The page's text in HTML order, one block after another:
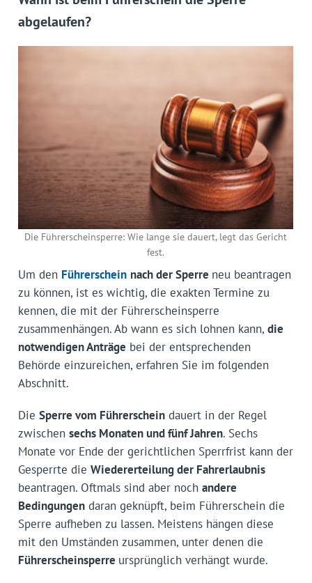
abgelaufen?
Die Führerscheinsperre: Wie lange sie dauert, legt das Gericht
fest.
Um den Führerschein nach der Sperre neu beantragen
zu können, ist es wichtig, die exakten Termine zu
kennen, die mit der Führerscheinsperre
zusammenhängen. Ab wann es sich lohnen kann, die
notwendigen Anträge bei der entsprechenden
Behörde einzureichen, erfahren Sie im folgenden
Abschnitt.
Die Sperre vom Führerscheindauert in der Regel
zwischen sechs Monaten und fünf Jahren. Sechs
Monate vor Ende der gerichtlichen Sperrfrist kann der
Gesperrte die Wiedererteilung der Fahrerlaubnis
beantragen. Oftmals sind aber noch andere
Bedingungendaran geknüpft, beim Führerschein die
Sperre aufheben zu lassen. Meistens hängen diese
mit den Umständen zusammen, unter denen die
Führerscheinsperre ursprünglich verhängt wurde.